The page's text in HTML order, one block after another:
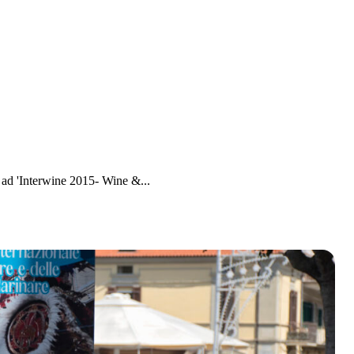
'Interwine 2015- Wine &...